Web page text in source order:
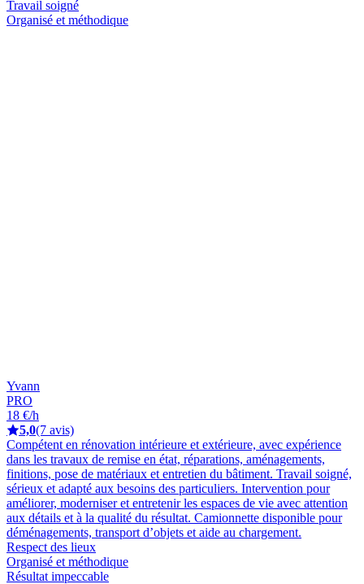
Travail soigné
Organisé et méthodique
Yvann
PRO
18 €/h
5,0(7 avis)
Compétent en rénovation intérieure et extérieure, avec expérience
dans les travaux de remise en état, réparations, aménagements,
finitions, pose de matériaux et entretien du bâtiment. Travail soigné,
sérieux et adapté aux besoins des particuliers. Intervention pour
améliorer, moderniser et entretenir les espaces de vie avec attention
aux détails et à la qualité du résultat. Camionnette disponible pour
déménagements, transport d’objets et aide au chargement.
Respect des lieux
Organisé et méthodique
Résultat impeccable